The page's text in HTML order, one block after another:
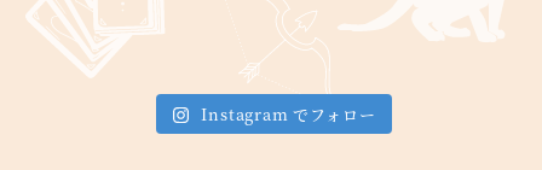
Instagram でフォロー